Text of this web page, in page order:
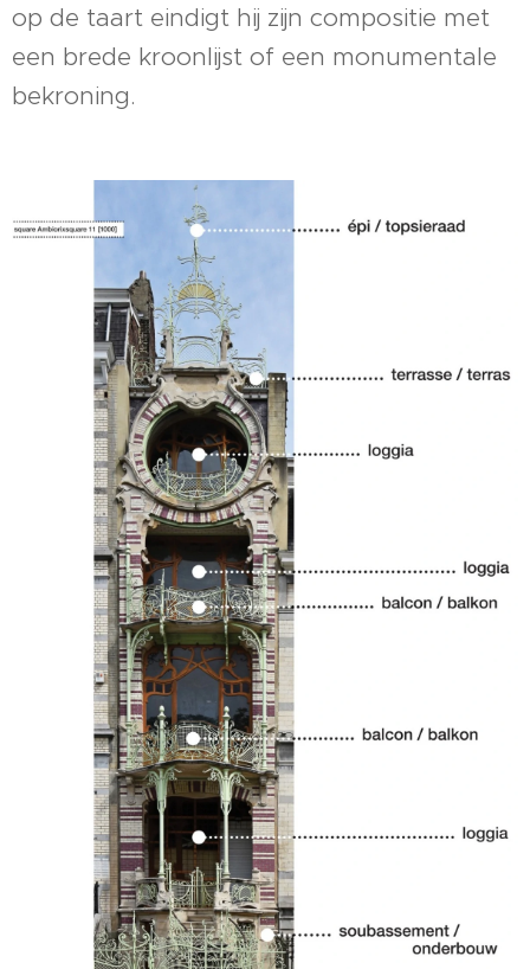
op de taart eindigt hij zijn compositie met
een brede kroonlijst of een monumentale
bekroning.